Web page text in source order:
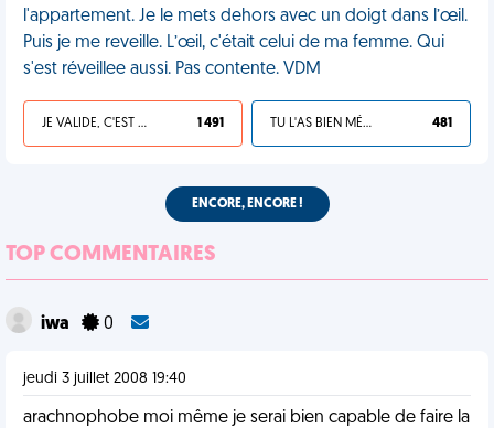
l'appartement. Je le mets dehors avec un doigt dans l’œil.
Puis je me reveille. L’œil, c'était celui de ma femme. Qui
s'est réveillee aussi. Pas contente. VDM
JE VALIDE, C'EST UNE VDM 1 491 TU L'AS BIEN MÉRITÉ 481
ENCORE, ENCORE !
TOP COMMENTAIRES
iwa 0
jeudi 3 juillet 2008 19:40
arachnophobe moi même je serai bien capable de faire la